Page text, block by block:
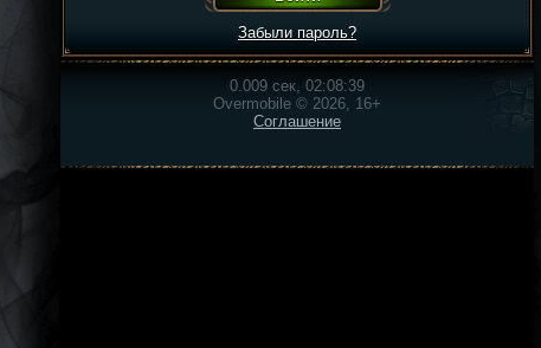
Забыли пароль?
0.009 сек, 02:08:39
Overmobile © 2026, 16+
Соглашение